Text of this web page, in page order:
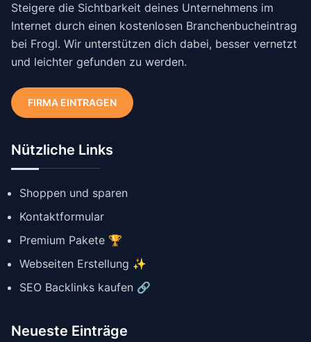
Steigere die Sichtbarkeit deines Unternehmens im
Internet durch einen kostenlosen Branchenbucheintrag
bei Frogl. Wir unterstützen dich dabei, besser vernetzt
und leichter gefunden zu werden.
FIRMA EINTRAGEN
Nützliche Links
Shoppen und sparen
Kontaktformular
Premium Pakete 🏆
Webseiten Erstellung ✨
SEO Backlinks kaufen 🔗
Neueste Einträge